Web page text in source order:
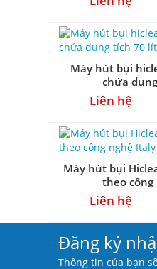
Máy hút bụi
chứa
Liên hệ
Máy hút bụi
theo
Liên hệ
Đăng ký
Thông tin của bạn